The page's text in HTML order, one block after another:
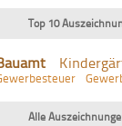
Top 10
Alle